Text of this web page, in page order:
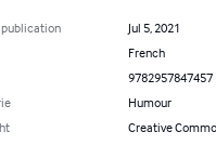
publication
Jul 5, 2021
French
9782957847457
Humour
Creative